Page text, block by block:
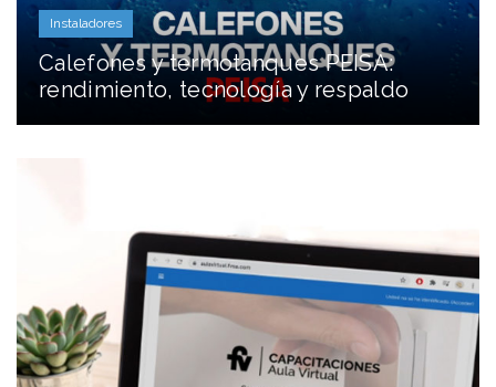
Instaladores
Calefones y termotanques PEISA:
rendimiento, tecnología y respaldo